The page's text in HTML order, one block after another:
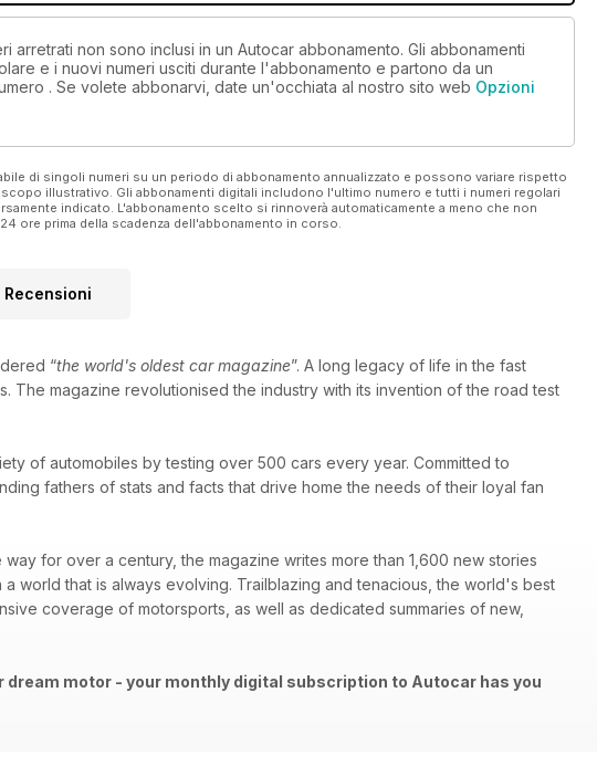
arretrati non sono inclusi in un Autocar abbonamento. Gli abbonamenti
e i nuovi numeri usciti durante l'abbonamento e partono da un
. Se volete abbonarvi, date un'occhiata al nostro sito web Opzioni
di singoli numeri su un periodo di abbonamento annualizzato e possono variare rispetto
illustrativo. Gli abbonamenti digitali includono l'ultimo numero e tutti i numeri regolari
indicato. L'abbonamento scelto si rinnoverà automaticamente a meno che non
ore prima della scadenza dell'abbonamento in corso.
Recensioni
“the world's oldest car magazine”. A long legacy of life in the fast
The magazine revolutionised the industry with its invention of the road test
of automobiles by testing over 500 cars every year. Committed to
fathers of stats and facts that drive home the needs of their loyal fan
for over a century, the magazine writes more than 1,600 new stories
world that is always evolving. Trailblazing and tenacious, the world's best
coverage of motorsports, as well as dedicated summaries of new,
motor - your monthly digital subscription to Autocar has you